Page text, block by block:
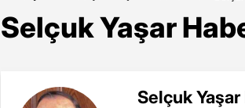
Selçuk Yaşar
Selçuk